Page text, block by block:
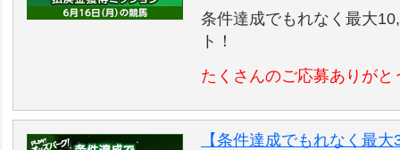
条件達成でもれなく最大
ト！
たくさんのご応募ありがと
【条件達成でもれなく最